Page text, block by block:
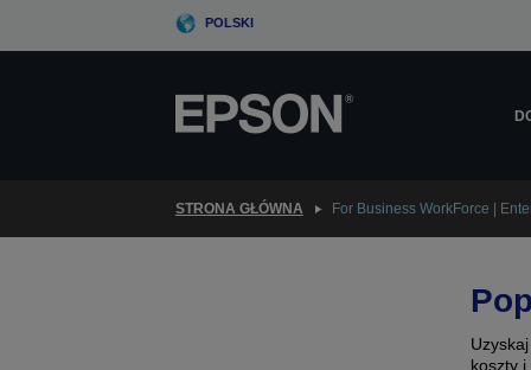
POLSKI
STRONA GŁÓWNA For Business WorkForce |
koszty